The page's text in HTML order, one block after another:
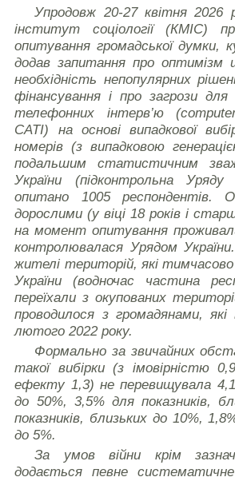
Упродовж 20-27 квітня 2026
інститут соціології (КМІС)
опитування громадської думки,
додав запитання про оптимізм
необхідність непопулярних
фінансування і про загрози
телефонних інтерв’ю (
CATI)
на основі випадкової
номерів (з випадковою
подальшим статистичним
України (підконтрольна
опитано 1005 респондентів.
дорослими (у віці 18 років і
на момент опитування
контролювалася Урядом
жителі територій, які
України (водночас частина
переїхали з окупованих
проводилося з громадянами, які
лютого 2022 року.
Формально за звичайних
такої вибірки (з імовірністю
ефекту 1,3) не перевищувала
до 50%, 3,5% для показників,
показників, близьких до 10%,
до 5%.
За умов війни крім
додається певне